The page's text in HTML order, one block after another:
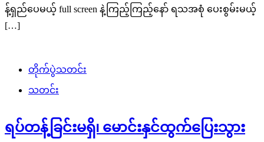
န့်ရှည်ပေမယ့် full screen နဲ့ကြည့်ကြည့်နော် ရသအစုံ ပေးစွမ်းမယ့်
[…]
တိုက်ပွဲသတင်း
သတင်း
ရပ်တန့်ခြင်းမရှိ၊ မောင်းနှင်ထွက်ပြေးသွား